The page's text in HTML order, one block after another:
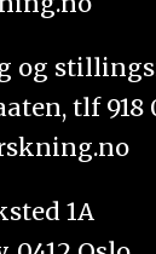
og
tlf 918
1A